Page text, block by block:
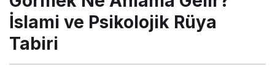
İslami ve Psikolojik Rüya
Tabiri